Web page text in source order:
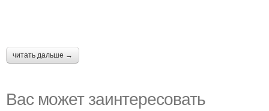
читать дальше →
Вас может заинтересовать